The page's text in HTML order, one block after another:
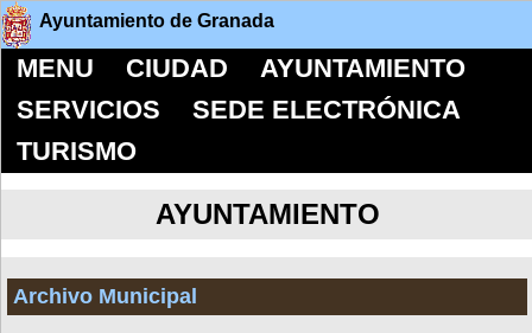
Ayuntamiento de Granada
MENU CIUDAD
AYUNTAMIENTO
SERVICIOS
SEDE ELECTRÓNICA
TURISMO
AYUNTAMIENTO
Archivo Municipal